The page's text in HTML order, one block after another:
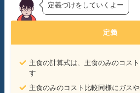
定義づけをしていくよー
定義
主食の計算式は、主食のみのコス
す
主食のみのコスト比較同様にガス